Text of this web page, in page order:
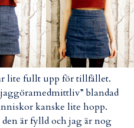
lite fullt upp för tillfället.
blandad
kanske lite hopp.
är fylld och jag är nog